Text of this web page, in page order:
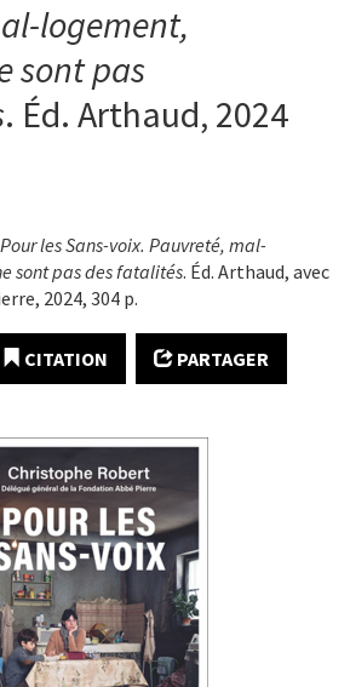
logement,
sont pas
. Éd. Arthaud, 2024
Pour les Sans-voix. Pauvreté, mal-
sont pas des fatalités. Éd. Arthaud, avec
2024, 304 p.
CITATION PARTAGER